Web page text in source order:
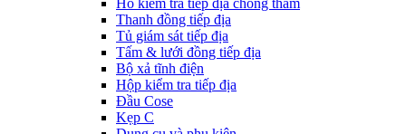
Hố kiểm tra tiếp địa chống thấm
Thanh đồng tiếp địa
Tủ giám sát tiếp địa
Tấm & lưới đồng tiếp địa
Bộ xả tĩnh điện
Hộp kiểm tra tiếp địa
Đầu Cose
Kẹp C